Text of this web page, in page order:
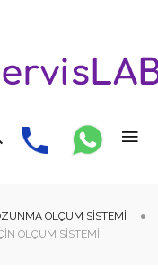
ÖLÇÜM SISTEMI
ÖLÇÜM SISTEMI